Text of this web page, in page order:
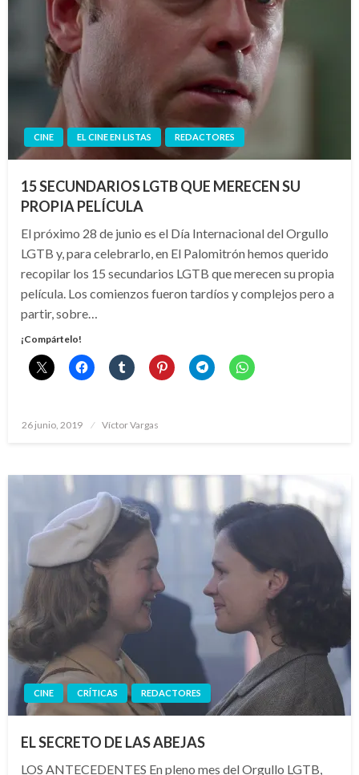
CINE EL CINE EN LISTAS REDACTORES
15 SECUNDARIOS LGTB QUE MERECEN SU
PROPIA PELÍCULA
El próximo 28 de junio es el Día Internacional del Orgullo
LGTB y, para celebrarlo, en El Palomitrón hemos querido
recopilar los 15 secundarios LGTB que merecen su propia
película. Los comienzos fueron tardíos y complejos pero a
partir, sobre…
¡Compártelo!
Publicado
26 junio, 2019 Víctor Vargas
CINE CRÍTICAS REDACTORES
EL SECRETO DE LAS ABEJAS
LOS ANTECEDENTES En pleno mes del Orgullo LGTB,